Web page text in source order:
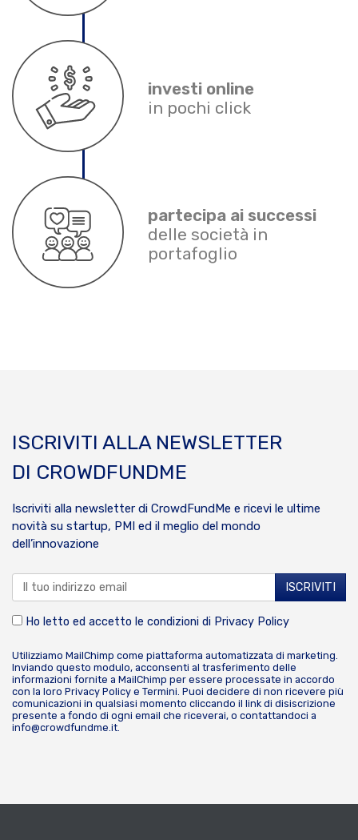
investi online
in pochi click
partecipa ai successi
delle società in
portafoglio
ISCRIVITI ALLA NEWSLETTER
DI CROWDFUNDME
Iscriviti alla newsletter di CrowdFundMe e ricevi le ultime
novità su startup, PMI ed il meglio del mondo
dell’innovazione
Ho letto ed accetto le condizioni di Privacy Policy
Utilizziamo MailChimp come piattaforma automatizzata di marketing.
Inviando questo modulo, acconsenti al trasferimento delle
informazioni fornite a MailChimp per essere processate in accordo
con la loro Privacy Policy e Termini. Puoi decidere di non ricevere più
comunicazioni in qualsiasi momento cliccando il link di disiscrizione
presente a fondo di ogni email che riceverai, o contattandoci a
info@crowdfundme.it.